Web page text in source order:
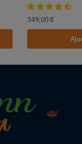
349,00 €